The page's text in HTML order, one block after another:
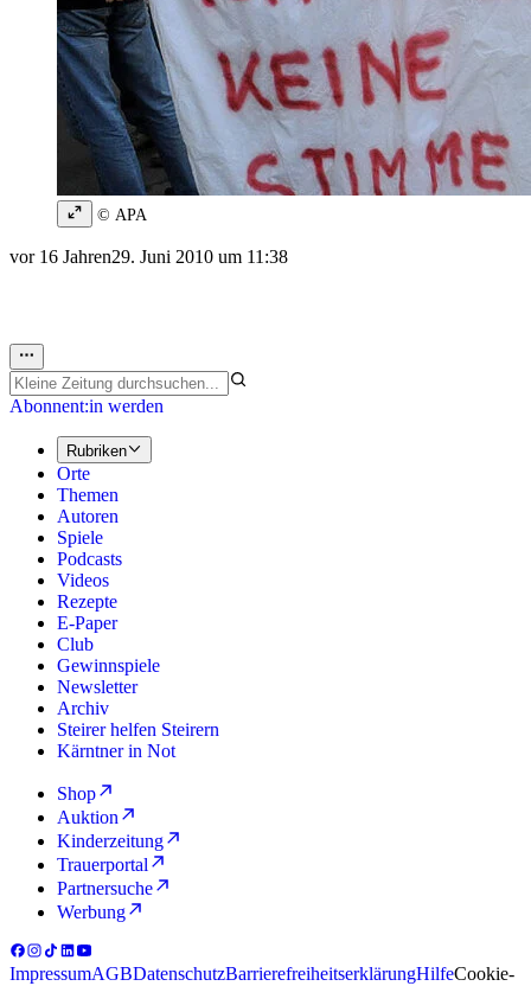
© APA
vor 16 Jahren29. Juni 2010 um 11:38
Abonnent:in werden
Rubriken
Orte
Themen
Autoren
Spiele
Podcasts
Videos
Rezepte
E-Paper
Club
Gewinnspiele
Newsletter
Archiv
Steirer helfen Steirern
Kärntner in Not
Shop
Auktion
Kinderzeitung
Trauerportal
Partnersuche
Werbung
ImpressumAGBDatenschutzBarrierefreiheitserklärungHilfeCookie-